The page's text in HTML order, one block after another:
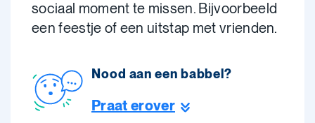
sociaal moment te missen. Bijvoorbeeld
een feestje of een uitstap met vrienden.
Nood aan een babbel?
Praat erover